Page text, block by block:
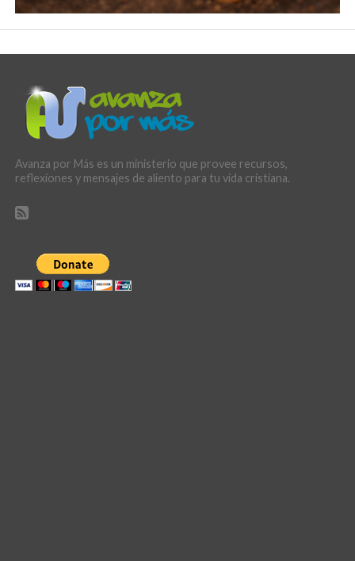
Avanza por Más es un ministerio que provee recursos,
reflexiones y mensajes de aliento para tu vida cristiana.